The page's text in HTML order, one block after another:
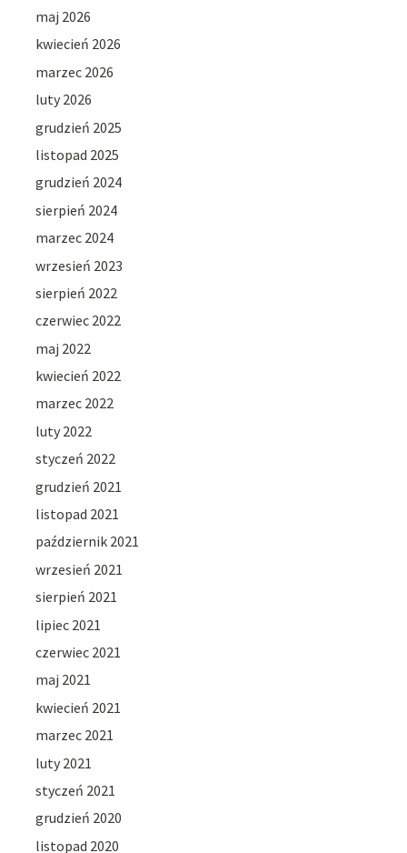
maj 2026
kwiecień 2026
marzec 2026
luty 2026
grudzień 2025
listopad 2025
grudzień 2024
sierpień 2024
marzec 2024
wrzesień 2023
sierpień 2022
czerwiec 2022
maj 2022
kwiecień 2022
marzec 2022
luty 2022
styczeń 2022
grudzień 2021
listopad 2021
październik 2021
wrzesień 2021
sierpień 2021
lipiec 2021
czerwiec 2021
maj 2021
kwiecień 2021
marzec 2021
luty 2021
styczeń 2021
grudzień 2020
listopad 2020